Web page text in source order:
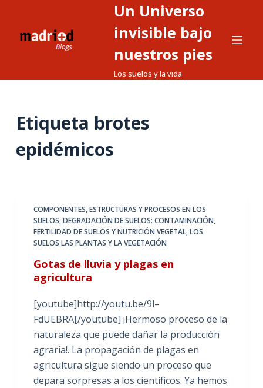
o
Un Universo
invisible bajo
nuestros pies
Los suelos y la vida
Etiqueta brotes
epidémicos
COMPONENTES, ESTRUCTURAS Y PROCESOS EN LOS
SUELOS,DEGRADACIÓN DE SUELOS: CONTAMINACIÓN,
FERTILIDAD DE SUELOS Y NUTRICIÓN VEGETAL,LOS
SUELOS LAS PLANTAS Y LA VEGETACIÓN
Gotas de lluvia y plagas en
agricultura
[youtube]http://youtu.be/9l–
FdUEBRA[/youtube] ¡Hermoso proceso de la
naturaleza que puede dañar la producción
agraria!. La propagación de plagas en
agricultura sigue siendo un proceso que
depara sorpresas a los científicos. Ya hemos